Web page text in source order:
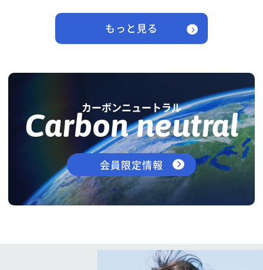
もっと見る
カーボンニュートラル
Carbon neutral
会員限定情報